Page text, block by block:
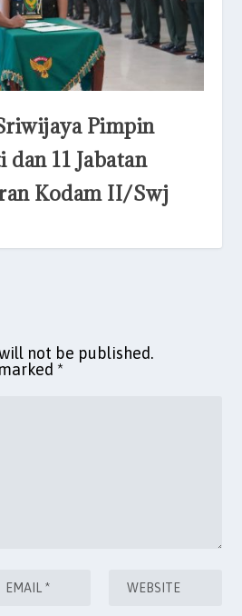
Pimpin
11 Jabatan
Kodam II/Swj
not be published.
*